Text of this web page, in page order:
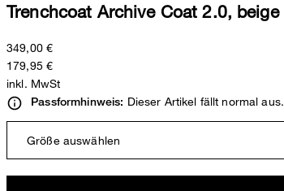
Trenchcoat Archive Coat 2.0, beige
349,00 €
179,95 €
inkl. MwSt
Passformhinweis: Dieser Artikel fällt normal aus.
Größe auswählen